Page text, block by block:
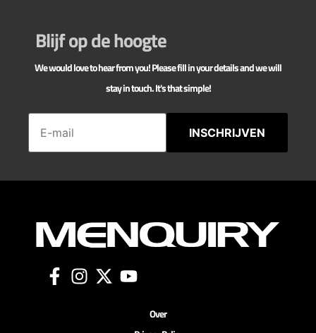
Blijf op de hoogte
We would love to hear from you! Please fill in your details and we will
stay in touch. It's that simple!
INSCHRIJVEN
Over